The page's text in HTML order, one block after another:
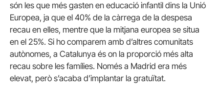
són les que més gasten en educació infantil dins la Unió
Europea, ja que el 40% de la càrrega de la despesa
recau en elles, mentre que la mitjana europea se situa
en el 25%. Si ho comparem amb d’altres comunitats
autònomes, a Catalunya és on la proporció més alta
recau sobre les famílies. Només a Madrid era més
elevat, però s’acaba d’implantar la gratuïtat.